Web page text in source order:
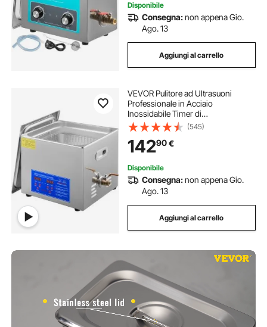
Disponibile
Consegna:non appena Gio.
Ago. 13
Aggiungi al carrello
VEVOR Pulitore ad Ultrasuoni
Professionale in Acciaio
Inossidabile Timer di
Riscaldamento Digitale Pulizia di
Gioielli per Uso Domestico
Personale Commerciale 15L
(545)
14290€
Disponibile
Consegna:non appena Gio.
Ago. 13
Aggiungi al carrello